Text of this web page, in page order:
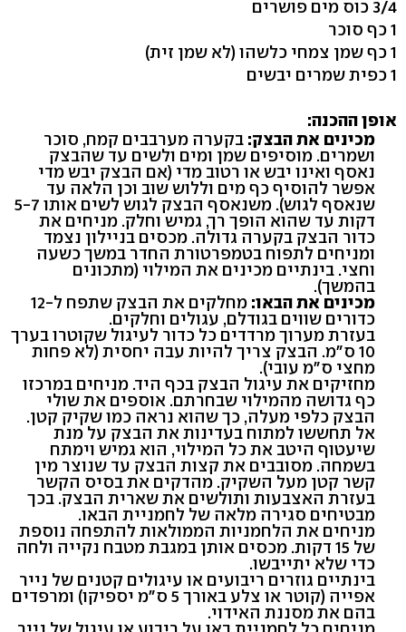
3/4 כוס מים פושרים
1 כף סוכר
1 כף שמן צמחי כלשהו (לא שמן זית)
1 כפית שמרים יבשים
אופן ההכנה:
מכינים את הבצק:בקערה מערבבים קמח, סוכר
ושמרים. מוסיפים שמן ומים ולשים עד שהבצק
נאסף ואינו יבש או רטוב מדי (אם הבצק יבש מדי
אפשר להוסיף כף מים וללוש שוב וכן הלאה עד
שנאסף לגוש). משנאסף הבצק לגוש לשים אותו 5-7
דקות עד שהוא הופך רך, גמיש וחלק. מניחים את
כדור הבצק בקערה גדולה. מכסים בניילון נצמד
ומניחים לתפוח בטמפרטורת החדר במשך כשעה
וחצי. בינתיים מכינים את המילוי (מתכונים
בהמשך).
מכינים את הבאו: מחלקים את הבצק שתפח ל-12
כדורים שווים בגודלם, עגולים וחלקים.
בעזרת מערוך מרדדים כל כדור לעיגול שקוטרו בערך
10 ס"מ. הבצק צריך להיות עבה יחסית (לא פחות
מחצי ס"מ עובי).
מחזיקים את עיגול הבצק בכף היד. מניחים במרכזו
כף גדושה מהמילוי שבחרתם. אוספים את שולי
הבצק כלפי מעלה, כך שהוא נראה כמו שקיק קטן.
אל תחששו למתוח בעדינות את הבצק על מנת
שיעטוף היטב את כל המילוי, הוא גמיש וימתח
בשמחה. מסובבים את קצות הבצק עד שנוצר מין
קשר קטן מעל השקיק. מהדקים את בסיס הקשר
בעזרת האצבעות ותולשים את שארית הבצק. בכך
מבטיחים סגירה מלאה של לחמניית הבאו.
מניחים את הלחמניות הממולאות להתפחה נוספת
של 15 דקות. מכסים אותן במגבת מטבח נקייה ולחה
כדי שלא יתייבשו.
בינתיים גוזרים ריבועים או עיגולים קטנים של נייר
אפייה (קוטר או צלע באורך 5 ס"מ יספיקו) ומרפדים
בהם את מסננת האידוי.